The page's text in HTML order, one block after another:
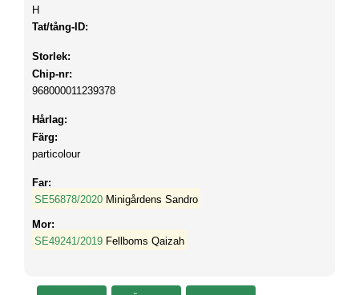
H
Tat/tång-ID:
Storlek:
Chip-nr:
968000011239378
Hårlag:
Färg:
particolour
Far:
SE56878/2020 Minigårdens Sandro
Mor:
SE49241/2019 Fellboms Qaizah